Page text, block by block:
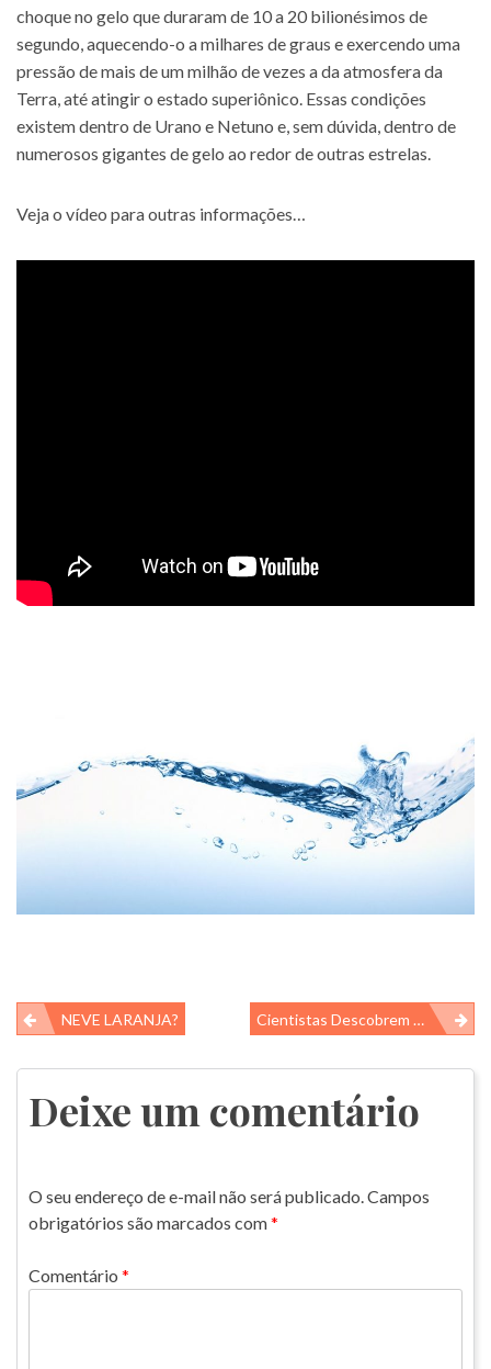
choque no gelo que duraram de 10 a 20 bilionésimos de
segundo, aquecendo-o a milhares de graus e exercendo uma
pressão de mais de um milhão de vezes a da atmosfera da
Terra, até atingir o estado superiônico. Essas condições
existem dentro de Urano e Netuno e, sem dúvida, dentro de
numerosos gigantes de gelo ao redor de outras estrelas.
Veja o vídeo para outras informações…
Navegação
de
Post
NEVE LARANJA? Cientistas Descobrem Nova Zona Oceânica
Deixe um comentário
O seu endereço de e-mail não será publicado. Campos
obrigatórios são marcados com*
Comentário *